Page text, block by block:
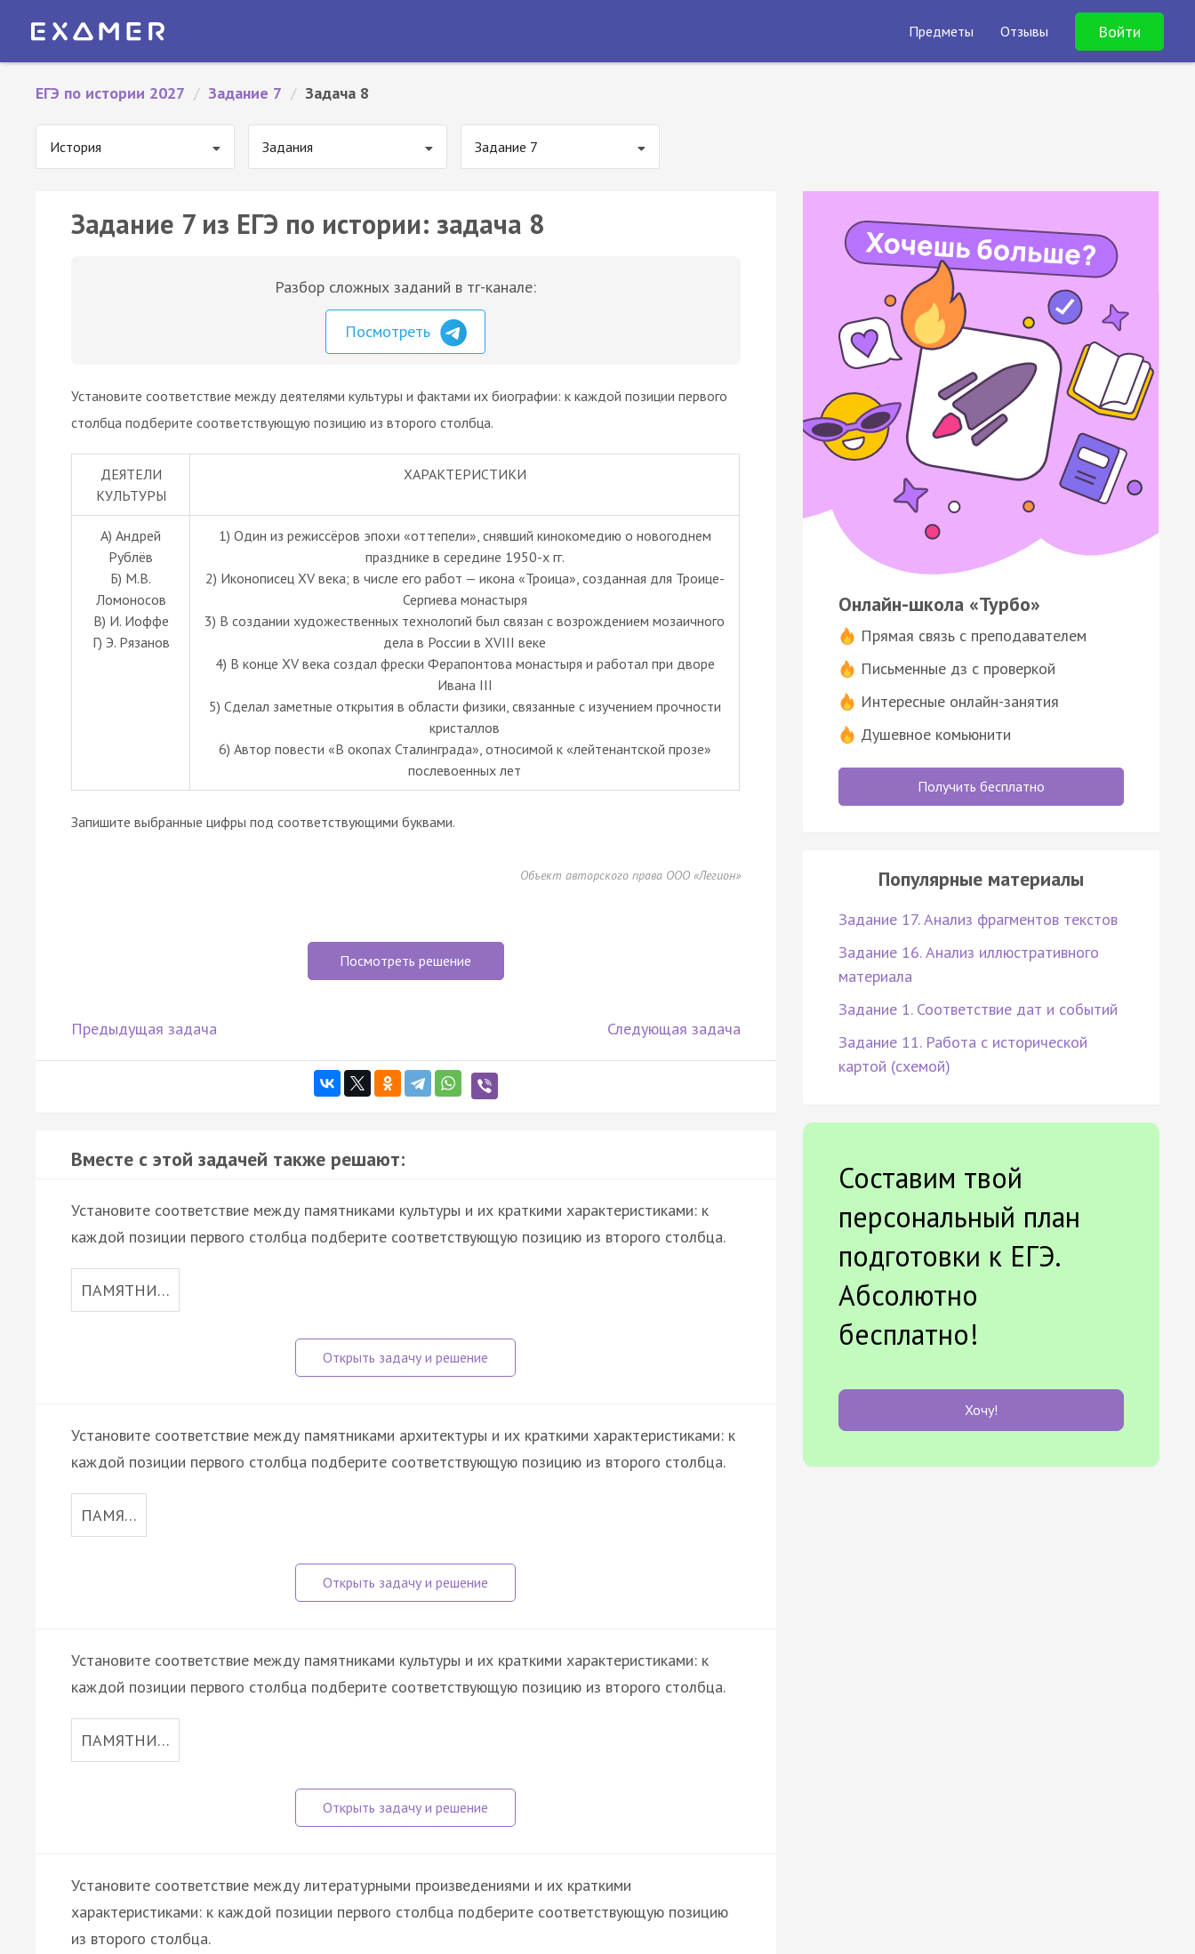
Предметы Отзывы Войти
ЕГЭ по истории 2027 / Задание 7 / Задача 8
История Задания Задание 7
Задание 7 из ЕГЭ по истории: задача 8
Разбор сложных заданий в тг-канале:
Посмотреть
Установите соответствие между деятелями культуры и фактами их биографии: к каждой позиции первого
столбца подберите соответствующую позицию из второго столбца.
ДЕЯТЕЛИ
КУЛЬТУРЫ
ХАРАКТЕРИСТИКИ
A) Андрей
Рублёв
Б) М.В.
Ломоносов
В) И. Иоффе
Г) Э. Рязанов
1) Один из режиссёров эпохи «оттепели», снявший кинокомедию о новогоднем
празднике в середине 1950-х гг.
2) Иконописец XV века; в числе его работ — икона «Троица», созданная для Троице-
Сергиева монастыря
3) В создании художественных технологий был связан с возрождением мозаичного
дела в России в XVIII веке
4) В конце XV века создал фрески Ферапонтова монастыря и работал при дворе
Ивана III
5) Сделал заметные открытия в области физики, связанные с изучением прочности
кристаллов
6) Автор повести «В окопах Сталинграда», относимой к «лейтенантской прозе»
послевоенных лет
Запишите выбранные цифры под соответствующими буквами.
Объект авторского права ООО «Легион»
Посмотреть решение
Предыдущая задача Следующая задача
Вместе с этой задачей также решают:
Установите соответствие между памятниками культуры и их краткими характеристиками: к
каждой позиции первого столбца подберите соответствующую позицию из второго столбца.
ПАМЯТНИ…
Установите соответствие между памятниками архитектуры и их краткими характеристиками: к
каждой позиции первого столбца подберите соответствующую позицию из второго столбца.
ПАМЯ…
Установите соответствие между памятниками культуры и их краткими характеристиками: к
каждой позиции первого столбца подберите соответствующую позицию из второго столбца.
ПАМЯТНИ…
Установите соответствие между литературными произведениями и их краткими
характеристиками: к каждой позиции первого столбца подберите соответствующую позицию
из второго столбца.
Онлайн-школа «Турбо»
Прямая связь с преподавателем
Письменные дз с проверкой
Интересные онлайн-занятия
Душевное комьюнити
Получить бесплатно
Популярные материалы
Задание 17. Анализ фрагментов текстов
Задание 16. Анализ иллюстративного
материала
Задание 1. Соответствие дат и событий
Задание 11. Работа с исторической
картой (схемой)
Составим твой
персональный план
подготовки к ЕГЭ.
Абсолютно
бесплатно!
Хочу!